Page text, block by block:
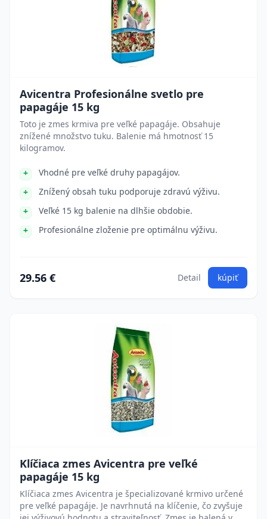
Avicentra Profesionálne svetlo pre
papagáje 15 kg
Toto je zmes krmiva pre veľké papagáje. Obsahuje
znížené množstvo tuku. Balenie má hmotnosť 15
kilogramov.
Vhodné pre veľké druhy papagájov.
Znížený obsah tuku podporuje zdravú výživu.
Veľké 15 kg balenie na dlhšie obdobie.
Profesionálne zloženie pre optimálnu výživu.
29.56 € Detail kúpiť
Klíčiaca zmes Avicentra pre veľké
papagáje 15 kg
Klíčiaca zmes Avicentra je špecializované krmivo určené
pre veľké papagáje. Je navrhnutá na klíčenie, čo zvyšuje